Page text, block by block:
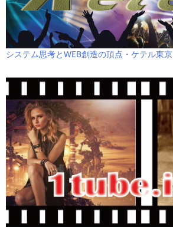
システム思考とWEB創造の頂点・ケテル東京